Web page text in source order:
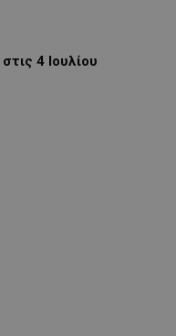
4 Ιουλίου